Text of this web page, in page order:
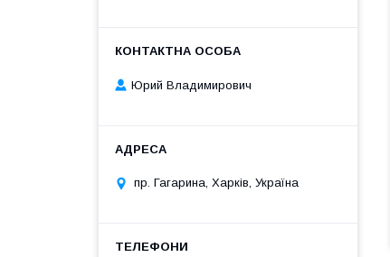
Юрий Владимирович
пр. Гагарина, Харків, Україна